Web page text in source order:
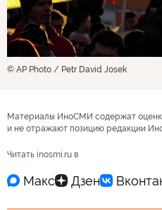
© AP Photo / Petr David Josek
Материалы ИноСМИ содержат
и не отражают позицию редакции
Читать inosmi.ru в